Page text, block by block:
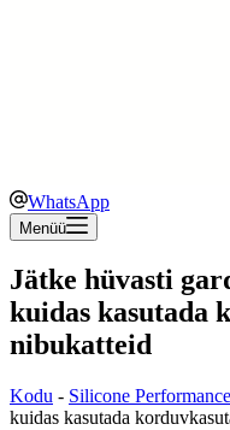
WhatsApp
Menüü
Jätke hüvasti
kuidas kasutada
nibukatteid
Kodu - Silicone Performance
kuidas kasutada